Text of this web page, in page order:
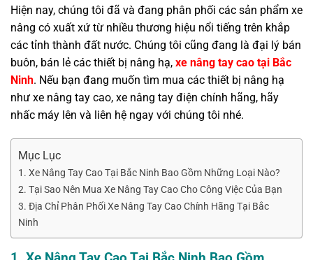
Hiện nay, chúng tôi đã và đang phân phối các sản phẩm xe
nâng có xuất xứ từ nhiều thương hiệu nổi tiếng trên khắp
các tỉnh thành đất nước. Chúng tôi cũng đang là đại lý bán
buôn, bán lẻ các thiết bị nâng hạ, xe nâng tay cao tại Bắc
Ninh. Nếu bạn đang muốn tìm mua các thiết bị nâng hạ
như xe nâng tay cao, xe nâng tay điện chính hãng, hãy
nhấc máy lên và liên hệ ngay với chúng tôi nhé.
Mục Lục
1. Xe Nâng Tay Cao Tại Bắc Ninh Bao Gồm Những Loại Nào?
2. Tại Sao Nên Mua Xe Nâng Tay Cao Cho Công Việc Của Bạn
3. Địa Chỉ Phân Phối Xe Nâng Tay Cao Chính Hãng Tại Bắc
Ninh